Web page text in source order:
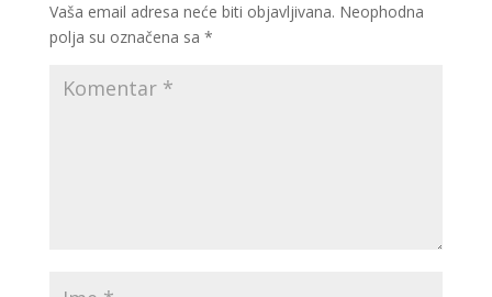
Vaša email adresa neće biti objavljivana. Neophodna
polja su označena sa *